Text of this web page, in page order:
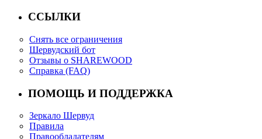
ССЫЛКИ
Снять все ограничения
Шервудский бот
Отзывы о SHAREWOOD
Справка (FAQ)
ПОМОЩЬ И ПОДДЕРЖКА
Зеркало Шервуд
Правила
Правообладателям